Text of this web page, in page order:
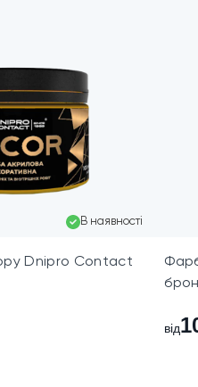
В наявності
Dnipro Contact
від